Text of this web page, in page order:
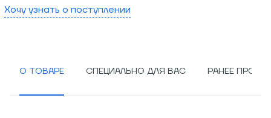
Хочу узнать о поступлении
О ТОВАРЕ СПЕЦИАЛЬНО ДЛЯ ВАС РАНЕЕ